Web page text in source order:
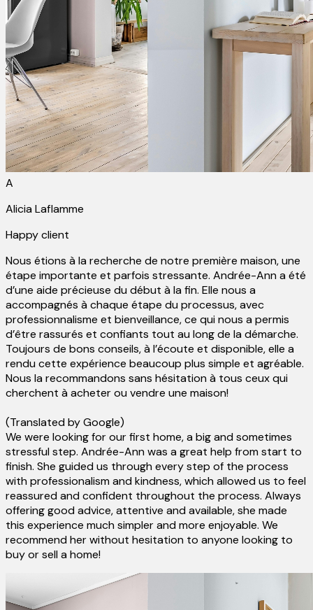
A
Alicia Laflamme
Happy client
Nous étions à la recherche de notre première maison, une
étape importante et parfois stressante. Andrée-Ann a été
d’une aide précieuse du début à la fin. Elle nous a
accompagnés à chaque étape du processus, avec
professionnalisme et bienveillance, ce qui nous a permis
d’être rassurés et confiants tout au long de la démarche.
Toujours de bons conseils, à l’écoute et disponible, elle a
rendu cette expérience beaucoup plus simple et agréable.
Nous la recommandons sans hésitation à tous ceux qui
cherchent à acheter ou vendre une maison!
(Translated by Google)
We were looking for our first home, a big and sometimes
stressful step. Andrée-Ann was a great help from start to
finish. She guided us through every step of the process
with professionalism and kindness, which allowed us to feel
reassured and confident throughout the process. Always
offering good advice, attentive and available, she made
this experience much simpler and more enjoyable. We
recommend her without hesitation to anyone looking to
buy or sell a home!